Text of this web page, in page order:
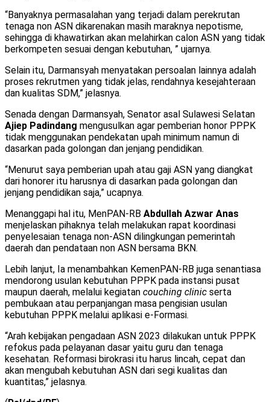
“Banyaknya permasalahan yang terjadi dalam perekrutan
tenaga non ASN dikarenakan masih maraknya nepotisme,
sehingga di khawatirkan akan melahirkan calon ASN yang tidak
berkompeten sesuai dengan kebutuhan, ” ujarnya.
Selain itu, Darmansyah menyatakan persoalan lainnya adalah
proses rekrutmen yang tidak jelas, rendahnya kesejahteraan
dan kualitas SDM,” jelasnya.
Senada dengan Darmansyah, Senator asal Sulawesi Selatan
Ajiep Padindang mengusulkan agar pemberian honor PPPK
tidak menggunakan pendekatan upah minimum namun di
dasarkan pada golongan dan jenjang pendidikan.
“Menurut saya pemberian upah atau gaji ASN yang diangkat
dari honorer itu harusnya di dasarkan pada golongan dan
jenjang pendidikan saja,” ucapnya.
Menanggapi hal itu, MenPAN-RB Abdullah Azwar Anas
menjelaskan pihaknya telah melakukan rapat koordinasi
penyelesaian tenaga non-ASN dilingkungan pemerintah
daerah dan pendataan non ASN bersama BKN.
Lebih lanjut, Ia menambahkan KemenPAN-RB juga senantiasa
mendorong usulan kebutuhan PPPK pada instansi pusat
maupun daerah, melalui kegiatan couching clinic serta
pembukaan atau perpanjangan masa pengisian usulan
kebutuhan PPPK melalui aplikasi e-Formasi.
“Arah kebijakan pengadaan ASN 2023 dilakukan untuk PPPK
refokus pada pelayanan dasar yaitu guru dan tenaga
kesehatan. Reformasi birokrasi itu harus lincah, cepat dan
akan mengubah kebutuhan ASN dari segi kualitas dan
kuantitas,” jelasnya.